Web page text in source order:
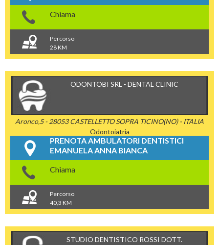
Chiama
Percorso
28 KM
ODONTOBI SRL - DENTAL CLINIC
Aronco,5 - 28053 CASTELLETTO SOPRA TICINO(NO) - ITALIA
Odontoiatria
PRENOTA AMBULATORI DENTISTICI
EMANUELA ANNA BIANCA
Chiama
Percorso
40,3 KM
STUDIO DENTISTICO ROSSI DOTT.